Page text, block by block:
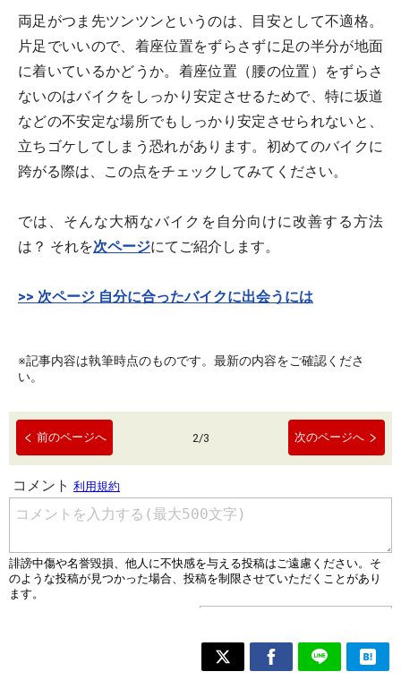
両足がつま先ツンツンというのは、目安として不適格。
片足でいいので、着座位置をずらさずに足の半分が地面
に着いているかどうか。着座位置（腰の位置）をずらさ
ないのはバイクをしっかり安定させるためで、特に坂道
などの不安定な場所でもしっかり安定させられないと、
立ちゴケしてしまう恐れがあります。初めてのバイクに
跨がる際は、この点をチェックしてみてください。
では、そんな大柄なバイクを自分向けに改善する方法
は？ それを次ページにてご紹介します。
>> 次ページ 自分に合ったバイクに出会うには
※記事内容は執筆時点のものです。最新の内容をご確認くださ
い。
前のページへ 2/3 次のページへ